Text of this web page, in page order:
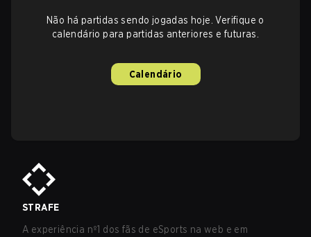
Não há partidas sendo jogadas hoje. Verifique o
calendário para partidas anteriores e futuras.
Calendário
STRAFE
A experiência nº1 dos fãs de eSports na web e em